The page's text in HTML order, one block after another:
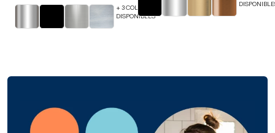
+ 3 COLORES
DISPONIBLES